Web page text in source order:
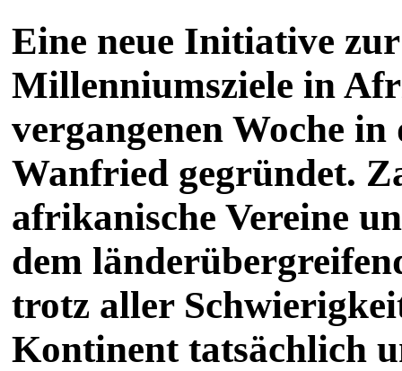
Eine neue Initiative
Millenniumsziele in
vergangenen Woche in
Wanfried gegründet.
afrikanische Vereine
dem
trotz aller
Kontinent tatsächlich